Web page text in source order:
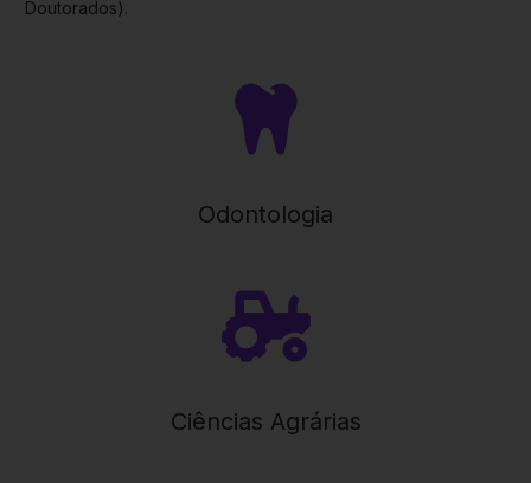
Doutorados).
Odontologia
Ciências Agrárias